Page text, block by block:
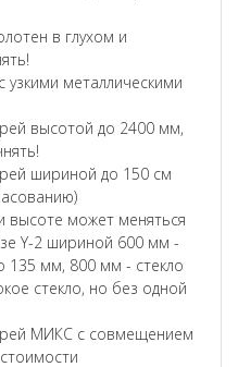
в глухом и
узкими металлическими
высотой до 2400 мм,
шириной до 150 см
высоте может меняться
Y-2 шириной 600 мм -
135 мм, 800 мм - стекло
стекло, но без одной
МИКС с совмещением